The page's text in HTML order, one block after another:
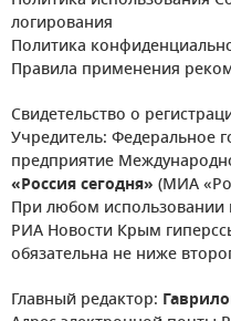
логирования
Политика
Правила применения
Свидетельство о
Учредитель: Федеральное
предприятие
«Россия сегодня» (МИА
При любом использовании
РИА Новости Крым
обязательна не ниже
Главный редактор: